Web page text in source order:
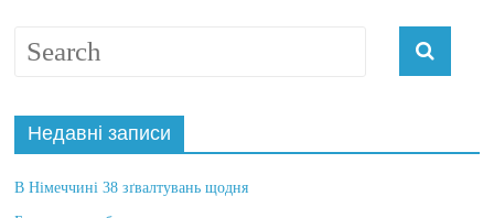
Недавні записи
В Німеччині 38 зґвалтувань щодня